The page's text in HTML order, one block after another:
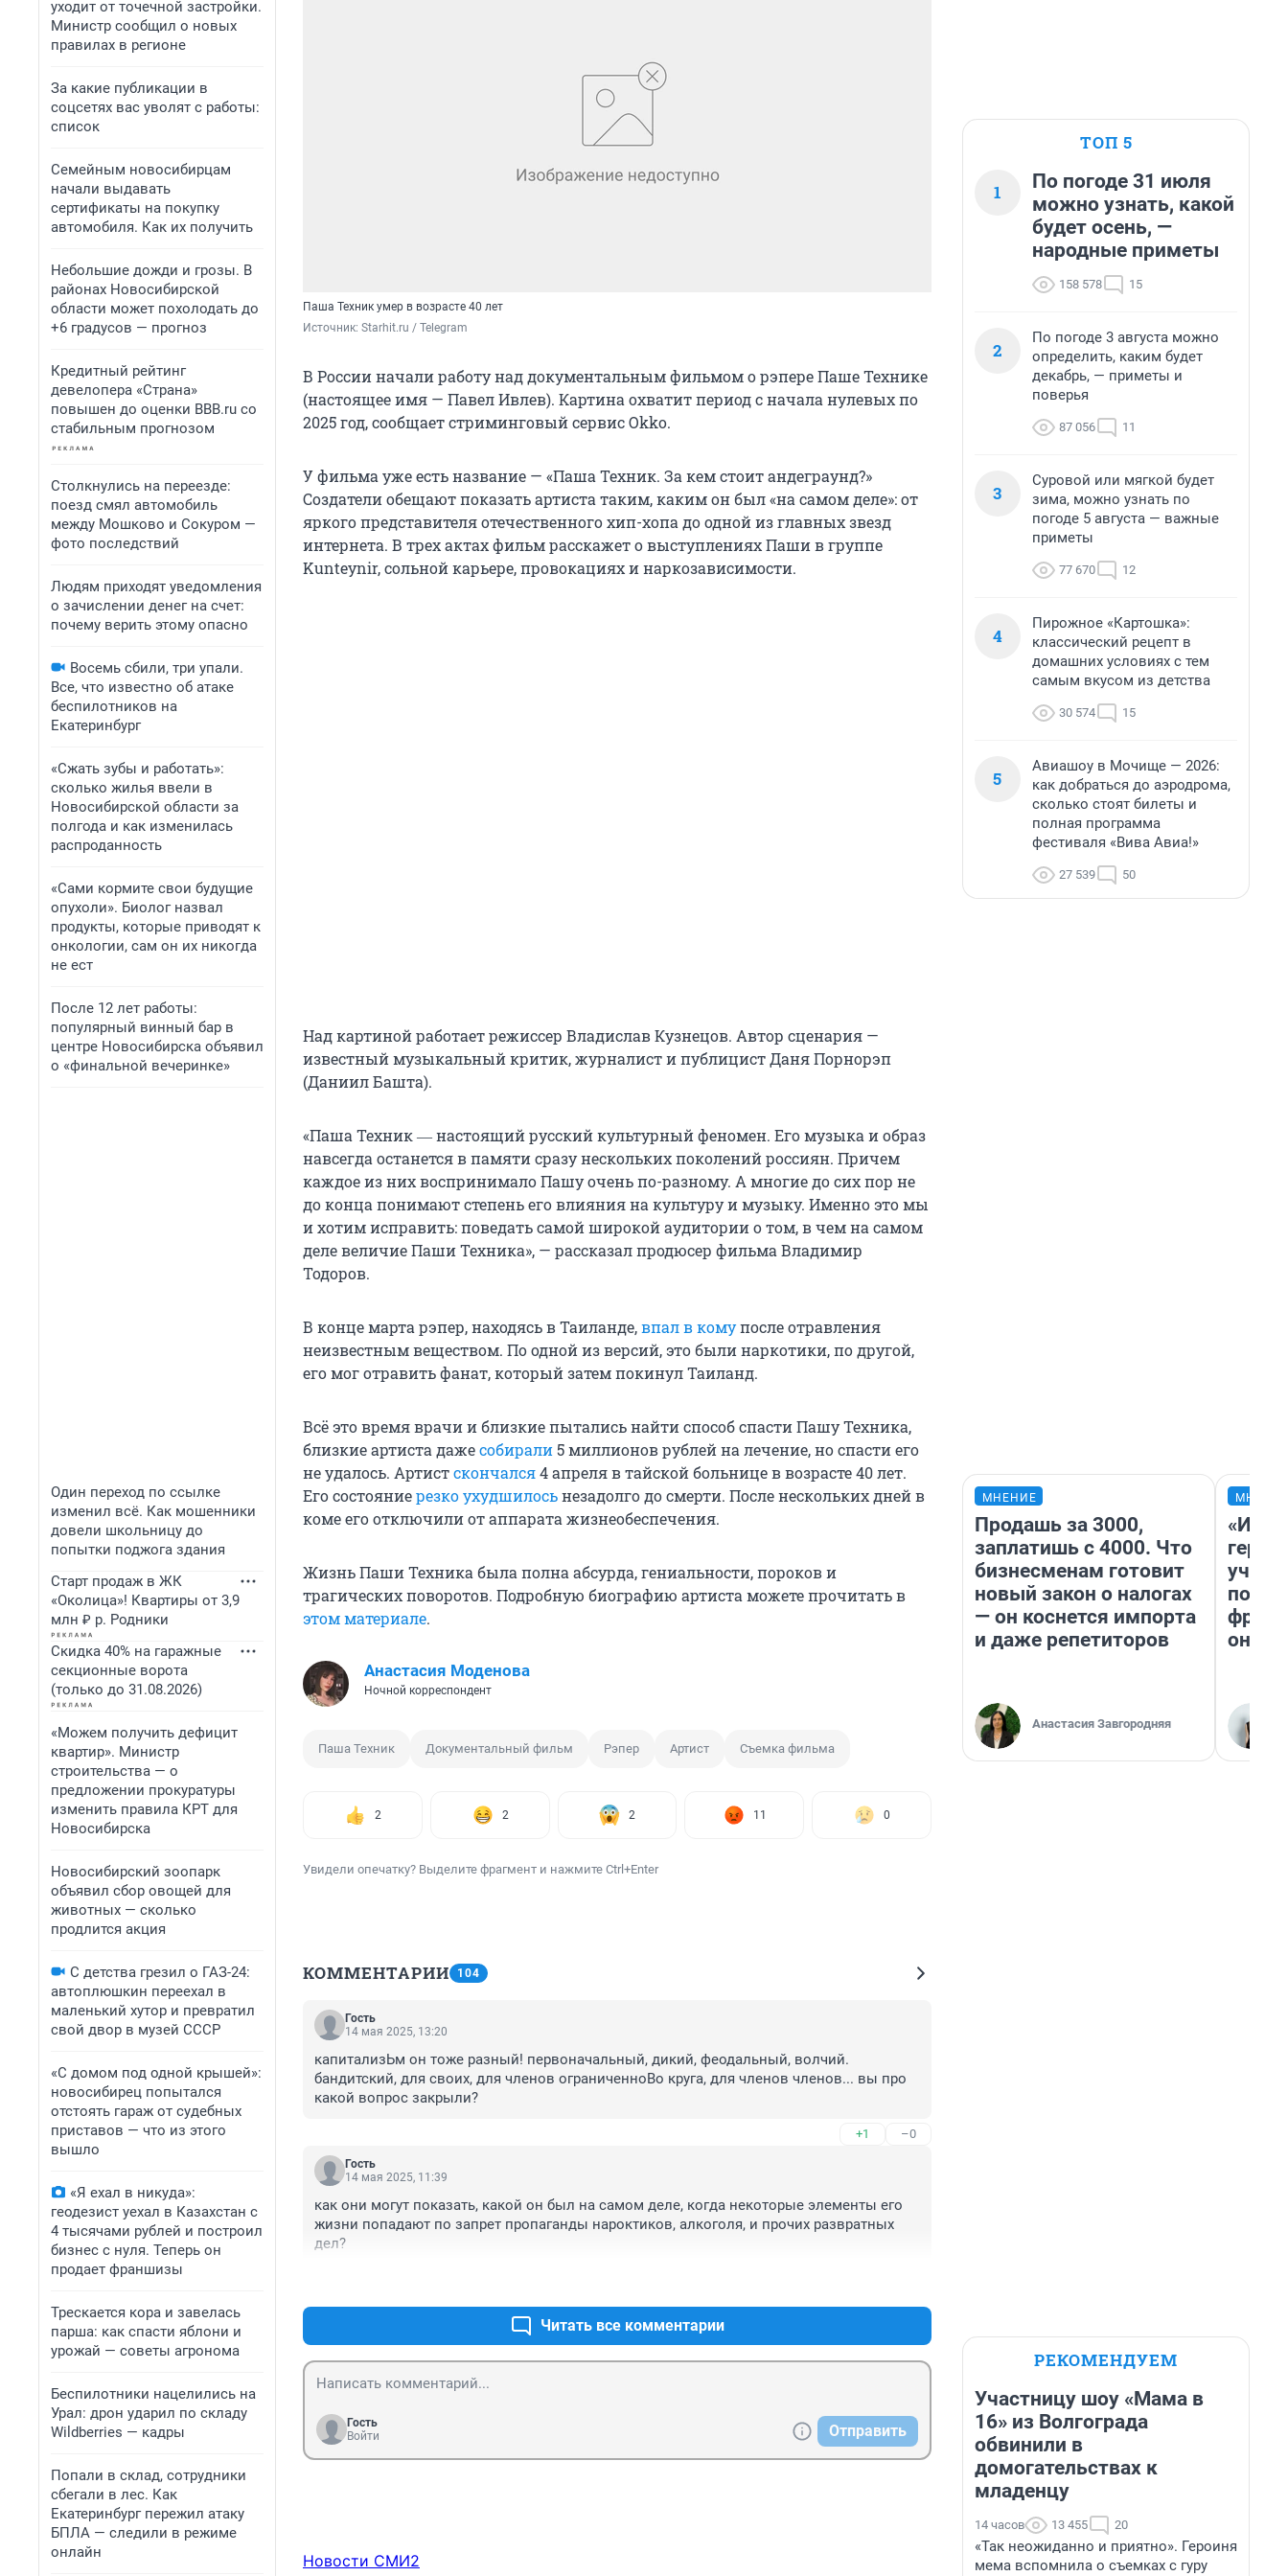
уходит от точечной застройки.
Министр сообщил о новых
правилах в регионе
За какие публикации в
соцсетях вас уволят с работы:
список
Семейным новосибирцам
начали выдавать
сертификаты на покупку
автомобиля. Как их получить
Небольшие дожди и грозы. В
районах Новосибирской
области может похолодать до
+6 градусов — прогноз
Кредитный рейтинг
девелопера «Страна»
повышен до оценки BBB.ru со
стабильным прогнозом
Столкнулись на переезде:
поезд смял автомобиль
между Мошково и Сокуром —
фото последствий
Людям приходят уведомления
о зачислении денег на счет:
почему верить этому опасно
Восемь сбили, три упали.
Все, что известно об атаке
беспилотников на
Екатеринбург
«Сжать зубы и работать»:
сколько жилья ввели в
Новосибирской области за
полгода и как изменилась
распроданность
«Сами кормите свои будущие
опухоли». Биолог назвал
продукты, которые приводят к
онкологии, сам он их никогда
не ест
После 12 лет работы:
популярный винный бар в
центре Новосибирска объявил
о «финальной вечеринке»
Один переход по ссылке
изменил всё. Как мошенники
довели школьницу до
попытки поджога здания
Старт продаж в ЖК
«Околица»! Квартиры от 3,9
млн ₽ р. Родники
Скидка 40% на гаражные
секционные ворота
(только до 31.08.2026)
«Можем получить дефицит
квартир». Министр
строительства — о
предложении прокуратуры
изменить правила КРТ для
Новосибирска
Новосибирский зоопарк
объявил сбор овощей для
животных — сколько
продлится акция
С детства грезил о ГАЗ-24:
автоплюшкин переехал в
маленький хутор и превратил
свой двор в музей СССР
«С домом под одной крышей»:
новосибирец попытался
отстоять гараж от судебных
приставов — что из этого
вышло
«Я ехал в никуда»:
геодезист уехал в Казахстан с
4 тысячами рублей и построил
бизнес с нуля. Теперь он
продает франшизы
Трескается кора и завелась
парша: как спасти яблони и
урожай — советы агронома
Беспилотники нацелились на
Урал: дрон ударил по складу
Wildberries — кадры
Попали в склад, сотрудники
сбегали в лес. Как
Екатеринбург пережил атаку
БПЛА — следили в режиме
онлайн
Паша Техник умер в возрасте 40 лет
Источник: Starhit.ru / Telegram
В России начали работу над документальным фильмом о рэпере Паше Технике
(настоящее имя — Павел Ивлев). Картина охватит период с начала нулевых по
2025 год, сообщает стриминговый сервис Okko.
У фильма уже есть название — «Паша Техник. За кем стоит андеграунд?»
Создатели обещают показать артиста таким, каким он был «на самом деле»: от
яркого представителя отечественного хип-хопа до одной из главных звезд
интернета. В трех актах фильм расскажет о выступлениях Паши в группе
Kunteynir, сольной карьере, провокациях и наркозависимости.
Над картиной работает режиссер Владислав Кузнецов. Автор сценария —
известный музыкальный критик, журналист и публицист Даня Порнорэп
(Даниил Башта).
«Паша Техник ― настоящий русский культурный феномен. Его музыка и образ
навсегда останется в памяти сразу нескольких поколений россиян. Причем
каждое из них воспринимало Пашу очень по-разному. А многие до сих пор не
до конца понимают степень его влияния на культуру и музыку. Именно это мы
и хотим исправить: поведать самой широкой аудитории о том, в чем на самом
деле величие Паши Техника», — рассказал продюсер фильма Владимир
Тодоров.
В конце марта рэпер, находясь в Таиланде,впал в комупосле отравления
неизвестным веществом. По одной из версий, это были наркотики, по другой,
его мог отравить фанат, который затем покинул Таиланд.
Всё это время врачи и близкие пытались найти способ спасти Пашу Техника,
близкие артиста дажесобирали5 миллионоврублей на лечение, но спасти его
не удалось. Артистскончался4 апреля в тайской больнице в возрасте 40 лет.
Его состояниерезко ухудшилосьнезадолго до смерти. После нескольких дней в
коме его отключили от аппарата жизнеобеспечения.
Жизнь Паши Техника была полна абсурда, гениальности, пороков и
трагических поворотов. Подробную биографию артиста можете прочитать в
этом материале.
Анастасия Моденова
Ночной корреспондент
Паша Техник Документальный фильм Рэпер Артист Съемка фильма
2 2 2 11 0
Увидели опечатку? Выделите фрагмент и нажмите Ctrl+Enter
КОММЕНТАРИИ 104
Гость
14 мая 2025, 13:20
капитализЬм он тоже разный! первоначальный, дикий, феодальный, волчий.
бандитский, для своих, для членов ограниченноВо круга, для членов членов... вы про
какой вопрос закрыли?
+1 –0
Гость
14 мая 2025, 11:39
как они могут показать, какой он был на самом деле, когда некоторые элементы его
жизни попадают по запрет пропаганды нароктиков, алкоголя, и прочих развратных
дел?
Читать все комментарии
Гость
Войти
Отправить
Новости СМИ2
ТОП 5
1
По погоде 31 июля
можно узнать, какой
будет осень, —
народные приметы
158 578 15
2
По погоде 3 августа можно
определить, каким будет
декабрь, — приметы и
поверья
87 056 11
3
Суровой или мягкой будет
зима, можно узнать по
погоде 5 августа — важные
приметы
77 670 12
4
Пирожное «Картошка»:
классический рецепт в
домашних условиях с тем
самым вкусом из детства
30 574 15
5
Авиашоу в Мочище — 2026:
как добраться до аэродрома,
сколько стоят билеты и
полная программа
фестиваля «Вива Авиа!»
27 539 50
МНЕНИЕ
Продашь за 3000,
заплатишь с 4000. Что
бизнесменам готовит
новый закон о налогах
— он коснется импорта
и даже репетиторов
Анастасия Завгородняя
учит
она
РЕКОМЕНДУЕМ
Участницу шоу «Мама в
16» из Волгограда
обвинили в
домогательствах к
младенцу
14 часов 13 455 20
«Так неожиданно и приятно». Героиня
мема вспомнила о съемках с гуру